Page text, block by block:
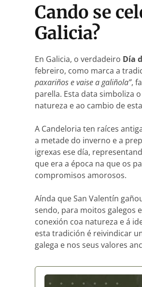
Cando se
Galicia?
En Galicia, o verdadeiro Día
febreiro, como marca a
paxariños e vaise a galiñola”,
parella. Esta data simboliza
natureza e ao cambio de
A Candeloria ten raíces
a metade do inverno e a
igrexas ese día,
que era a época na que os
compromisos amorosos.
Aínda que San Valentín
sendo, para moitos galegos
conexión coa natureza e á
esta tradición é reivindicar
galega e nos seus valores